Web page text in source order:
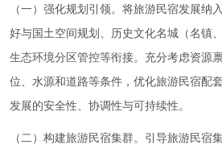
（一）强化规划引领。将旅游民宿发展纳
好与国土空间规划、历史文化名城（名镇
生态环境分区管控等衔接。充分考虑资源
位、水源和道路等条件，优化旅游民宿配
发展的安全性、协调性与可持续性。
（二）构建旅游民宿集群。引导旅游民宿